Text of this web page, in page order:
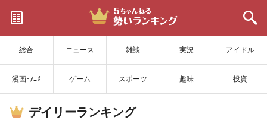
総合 ニュース 雑談 実況 アイドル
漫画･ｱﾆﾒ ゲーム スポーツ 趣味 投資
サイトを更新
デイリーランキング